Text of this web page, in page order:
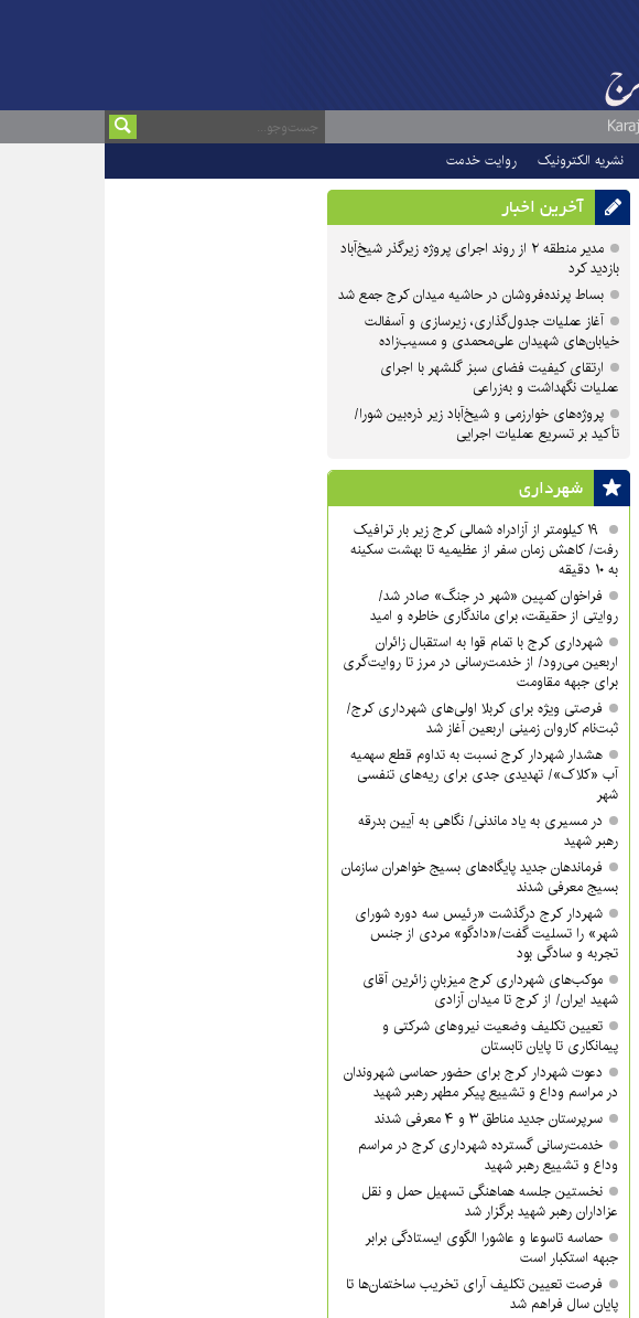
نشریه الکترونیک روایت خدمت
آخرین اخبار
مدیر منطقه ۲ از روند اجرای پروژه زیرگذر شیخ‌آباد
بازدید کرد
بساط پرنده‌فروشان در حاشیه میدان کرج جمع شد
آغاز عملیات جدول‌گذاری، زیرسازی و آسفالت
خیابان‌های شهیدان علی‌محمدی و مسیب‌زاده
ارتقای کیفیت فضای سبز گلشهر با اجرای
عملیات نگهداشت و به‌زراعی
پروژه‌های خوارزمی و شیخ‌آباد زیر ذره‌بین شورا/
تأکید بر تسریع عملیات اجرایی
شهرداری
۱۹ کیلومتر از آزادراه شمالی کرج زیر بار ترافیک
رفت/ کاهش زمان سفر از عظیمیه تا بهشت سکینه
به ۱۰ دقیقه
فراخوان کمپین «شهر در جنگ» صادر شد/
روایتی از حقیقت، برای ماندگاری خاطره و امید
شهرداری کرج با تمام قوا به استقبال زائران
اربعین می‌رود/ از خدمت‌رسانی در مرز تا روایت‌گری
برای جبهه مقاومت
فرصتی ویژه برای کربلا اولی‌های شهرداری کرج/
ثبت‌نام کاروان زمینی اربعین آغاز شد
هشدار شهردار کرج نسبت به تداوم قطع سهمیه
آب «کلاک»/ تهدیدی جدی برای ریه‌های تنفسی
شهر
در مسیری به یاد ماندنی/ نگاهی به آیین بدرقه
رهبر شهید
فرماندهان جدید پایگاه‌های بسیج خواهران سازمان
بسیج معرفی شدند
شهردار کرج درگذشت «رئیس سه دوره شورای
شهر» را تسلیت گفت/«دادگو» مردی از جنس
تجربه و سادگی بود
موکب‌های شهرداری کرج میزبانِ زائرین آقای
شهید ایران/ از کرج تا میدان آزادی
تعیین تکلیف وضعیت نیروهای شرکتی و
پیمانکاری تا پایان تابستان
دعوت شهردار کرج برای حضور حماسی شهروندان
در مراسم وداع و تشییع پیکر مطهر رهبر شهید
سرپرستان جدید مناطق ۳ و ۴ معرفی شدند
خدمت‌رسانی گسترده شهرداری کرج در مراسم
وداع و تشییع رهبر شهید
نخستین جلسه هماهنگی تسهیل حمل و نقل
عزاداران رهبر شهید برگزار شد
حماسه تاسوعا و عاشورا الگوی ایستادگی برابر
جبهه استکبار است
فرصت تعیین تکلیف آرای تخریب ساختمان‌ها تا
پایان سال فراهم شد